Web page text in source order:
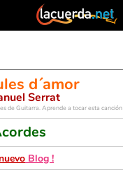
d´amor
Serrat
de Guitarra. Aprende a tocar esta canción
Blog !